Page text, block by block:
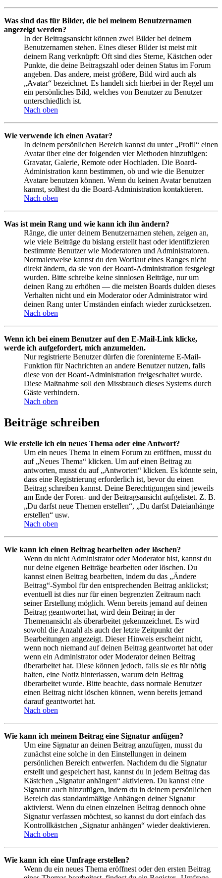
Was sind das für Bilder, die bei meinem Benutzernamen
angezeigt werden?
In der Beitragsansicht können zwei Bilder bei deinem
Benutzernamen stehen. Eines dieser Bilder ist meist mit
deinem Rang verknüpft: Oft sind dies Sterne, Kästchen oder
Punkte, die deine Beitragszahl oder deinen Status im Forum
angeben. Das andere, meist größere, Bild wird auch als
„Avatar“ bezeichnet. Es handelt sich hierbei in der Regel um
ein persönliches Bild, welches von Benutzer zu Benutzer
unterschiedlich ist.
Nach oben
Wie verwende ich einen Avatar?
In deinem persönlichen Bereich kannst du unter „Profil“ einen
Avatar über eine der folgenden vier Methoden hinzufügen:
Gravatar, Galerie, Remote oder Hochladen. Die Board-
Administration kann bestimmen, ob und wie die Benutzer
Avatare benutzen können. Wenn du keinen Avatar benutzen
kannst, solltest du die Board-Administration kontaktieren.
Nach oben
Was ist mein Rang und wie kann ich ihn ändern?
Ränge, die unter deinem Benutzernamen stehen, zeigen an,
wie viele Beiträge du bislang erstellt hast oder identifizieren
bestimmte Benutzer wie Moderatoren und Administratoren.
Normalerweise kannst du den Wortlaut eines Ranges nicht
direkt ändern, da sie von der Board-Administration festgelegt
wurden. Bitte schreibe keine sinnlosen Beiträge, nur um
deinen Rang zu erhöhen — die meisten Boards dulden dieses
Verhalten nicht und ein Moderator oder Administrator wird
deinen Rang unter Umständen einfach wieder zurücksetzen.
Nach oben
Wenn ich bei einem Benutzer auf den E-Mail-Link klicke,
werde ich aufgefordert, mich anzumelden.
Nur registrierte Benutzer dürfen die foreninterne E-Mail-
Funktion für Nachrichten an andere Benutzer nutzen, falls
diese von der Board-Administration freigeschaltet wurde.
Diese Maßnahme soll den Missbrauch dieses Systems durch
Gäste verhindern.
Nach oben
Beiträge schreiben
Wie erstelle ich ein neues Thema oder eine Antwort?
Um ein neues Thema in einem Forum zu eröffnen, musst du
auf „Neues Thema“ klicken. Um auf einen Beitrag zu
antworten, musst du auf „Antworten“ klicken. Es könnte sein,
dass eine Registrierung erforderlich ist, bevor du einen
Beitrag schreiben kannst. Deine Berechtigungen sind jeweils
am Ende der Foren- und der Beitragsansicht aufgelistet. Z. B.
„Du darfst neue Themen erstellen“, „Du darfst Dateianhänge
erstellen“ usw.
Nach oben
Wie kann ich einen Beitrag bearbeiten oder löschen?
Wenn du nicht Administrator oder Moderator bist, kannst du
nur deine eigenen Beiträge bearbeiten oder löschen. Du
kannst einen Beitrag bearbeiten, indem du das „Ändere
Beitrag“-Symbol für den entsprechenden Beitrag anklickst;
eventuell ist dies nur für einen begrenzten Zeitraum nach
seiner Erstellung möglich. Wenn bereits jemand auf deinen
Beitrag geantwortet hat, wird dein Beitrag in der
Themenansicht als überarbeitet gekennzeichnet. Es wird
sowohl die Anzahl als auch der letzte Zeitpunkt der
Bearbeitungen angezeigt. Dieser Hinweis erscheint nicht,
wenn noch niemand auf deinen Beitrag geantwortet hat oder
wenn ein Administrator oder Moderator deinen Beitrag
überarbeitet hat. Diese können jedoch, falls sie es für nötig
halten, eine Notiz hinterlassen, warum dein Beitrag
überarbeitet wurde. Bitte beachte, dass normale Benutzer
einen Beitrag nicht löschen können, wenn bereits jemand
darauf geantwortet hat.
Nach oben
Wie kann ich meinem Beitrag eine Signatur anfügen?
Um eine Signatur an deinen Beitrag anzufügen, musst du
zunächst eine solche in den Einstellungen in deinem
persönlichen Bereich entwerfen. Nachdem du die Signatur
erstellt und gespeichert hast, kannst du in jedem Beitrag das
Kästchen „Signatur anhängen“ aktivieren. Du kannst eine
Signatur auch hinzufügen, indem du in deinem persönlichen
Bereich das standardmäßige Anhängen deiner Signatur
aktivierst. Wenn du einen einzelnen Beitrag dennoch ohne
Signatur verfassen möchtest, so kannst du dort einfach das
Kontrollkästchen „Signatur anhängen“ wieder deaktivieren.
Nach oben
Wie kann ich eine Umfrage erstellen?
Wenn du ein neues Thema eröffnest oder den ersten Beitrag